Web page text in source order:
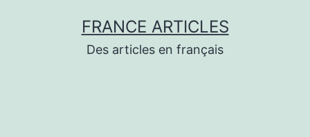
FRANCE ARTICLES
Des articles en français